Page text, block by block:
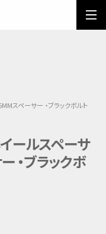
スペーサー ・ブラックボルト
ールスペーサ
・ブラックボ